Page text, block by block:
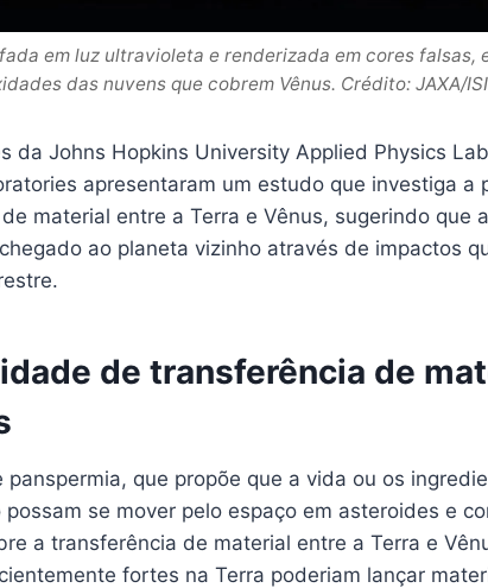
em luz ultravioleta e renderizada em cores falsas,
das nuvens que cobrem Vênus. Crédito: JAXA/
da Johns Hopkins University Applied Physics
apresentaram um estudo que investiga a
material entre a Terra e Vênus, sugerindo que
ao planeta vizinho através de impactos
de transferência de
panspermia, que propõe que a vida ou os
possam se mover pelo espaço em asteroides e
a transferência de material entre a Terra e
fortes na Terra poderiam lançar